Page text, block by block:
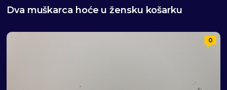
Dva muškarca hoće u žensku košarku
0